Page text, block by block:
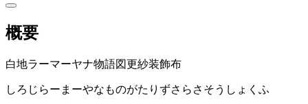
概要
白地ラーマーヤナ物語図更紗装飾布
しろじらーまーやなものがたりずさらさそうしょくふ